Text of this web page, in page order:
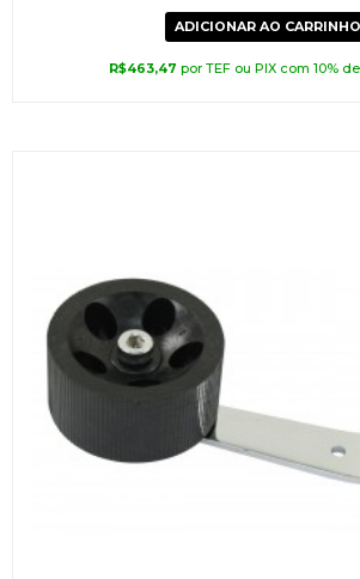
ADICIONAR AO CARRINHO
R$463,47 por TEF ou PIX com 10%